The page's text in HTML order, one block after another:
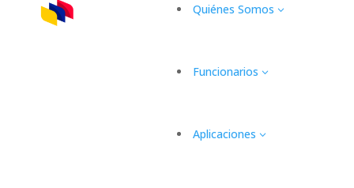
Quiénes Somos 3
Funcionarios 3
Aplicaciones 3